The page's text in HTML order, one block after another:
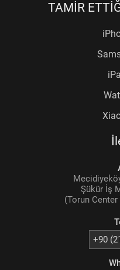
TAMİR
Şükür İş
(Torun Center
+90